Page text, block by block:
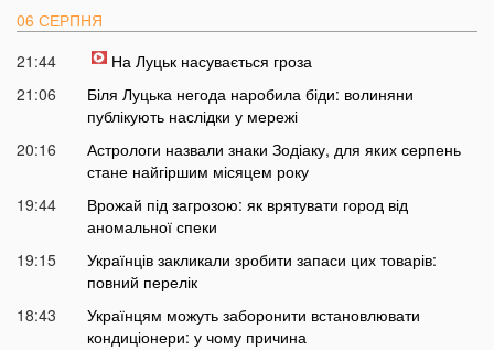
06 СЕРПНЯ
21:44
На Луцьк насувається гроза
21:06
Біля Луцька негода наробила біди: волиняни
публікують наслідки у мережі
20:16
Астрологи назвали знаки Зодіаку, для яких серпень
стане найгіршим місяцем року
19:44
Врожай під загрозою: як врятувати город від
аномальної спеки
19:15
Українців закликали зробити запаси цих товарів:
повний перелік
18:43
Українцям можуть заборонити встановлювати
кондиціонери: у чому причина